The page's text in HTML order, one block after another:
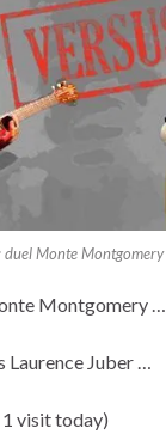
duel Monte Montgomery
Montgomery …
Laurence Juber …
visit today)